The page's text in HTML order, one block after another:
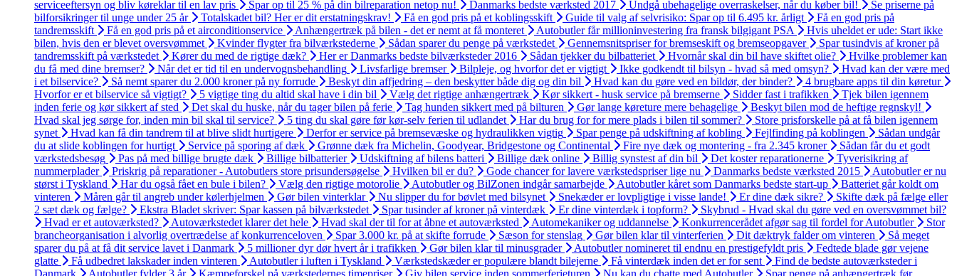
serviceeftersyn og bliv køreklar til en lav pris
Spar op til 25 % på din bilreparation netop nu! Danmarks bedste værksted 2017 Undgå ubehagelige overraskelser, når du køber bil!
Se priserne på
bilforsikringer til unge under 25 år
Totalskadet bil? Her er dit erstatningskrav! Få en god pris på et koblingsskift Guide til valg af selvrisiko: Spar op til 6.495 kr. årligt
Få en god pris på
tandremsskift
Få en god pris på et airconditionservice Anhængertræk på bilen - det er nemt at få monteret Autobutler får millioninvestering fra fransk bilgigant PSA
Hvis uheldet er ude: Start ikke
bilen, hvis den er blevet oversvømmet
Kvinder flygter fra bilværkstederne Sådan sparer du penge på værkstedet Gennemsnitspriser for bremseskift og bremseopgaver
Spar tusindvis af kroner på
tandremsskift på værkstedet
Kører du med de rigtige dæk? Her er Danmarks bedste bilværksteder 2016 Sådan tjekker du bilbatteriet Hvornår skal din bil have skiftet olie?
Hvilke problemer kan
du få med dine bremser?
Når det er tid til en undervognsbehandling Livsfarlige bremser Bilpleje, og hvorfor det er vigtigt Ikke godkendt til bilsyn - hvad så med omsyn?
Hvad kan der være med
i et bilservice?
Så nemt sparer du 2.000 kroner på ny forrude Beskyt din affjedring – den beskytter både dig og din bil Hvad kan du gøre ved en bildør, der binder?
4 brugbare apps til din køretur
Hvorfor er et bilservice så vigtigt?
5 vigtige ting du altid skal have i din bil Vælg det rigtige anhængertræk Kør sikkert - husk service på bremserne Sidder fast i trafikken
Tjek bilen igennem
inden ferie og kør sikkert af sted
Det skal du huske, når du tager bilen på ferie Tag hunden sikkert med på bilturen Gør lange køreture mere behagelige
Beskyt bilen mod de heftige regnskyl!
Hvad skal jeg sørge for, inden min bil skal til service?
5 ting du skal gøre før kør-selv ferien til udlandet Har du brug for for mere plads i bilen til sommer?
Store prisforskelle på at få bilen igennem
synet
Hvad kan få din tandrem til at blive slidt hurtigere Derfor er service på bremsevæske og hydraulikken vigtig Spar penge på udskiftning af kobling Fejlfinding på koblingen
Sådan undgår
du at slide koblingen for hurtigt
Service på sporing af dæk Grønne dæk fra Michelin, Goodyear, Bridgestone og Continental Fire nye dæk og montering - fra 2.345 kroner
Sådan får du et godt
værkstedsbesøg
Pas på med billige brugte dæk Billige bilbatterier Udskiftning af bilens batteri Billige dæk online Billig synstest af din bil Det koster reparationerne
Tyverisikring af
nummerplader
Priskrig på reparationer - Autobutlers store prisundersøgelse Hvilken bil er du? Gode chancer for lavere værkstedspriser lige nu Danmarks bedste værksted 2015
Autobutler er nu
størst i Tyskland
Har du også fået en bule i bilen? Vælg den rigtige motorolie Autobutler og BilZonen indgår samarbejde Autobutler kåret som Danmarks bedste start-up
Batteriet går koldt om
vinteren
Måren går til angreb under kølerhjelmen Gør bilen vinterklar Nu slipper du for bøvlet med bilsynet Snekæder er lovpligtige i visse lande! Er dine dæk sikre?
Skifte dæk på fælge eller
2 sæt dæk og fælge?
Ekstra Bladet skriver: Spar kassen på bilværkstedet Spar tusinder af kroner på vinterdæk Er dine vinterdæk i topform?
Skybrud - Hvad skal du gøre ved en oversvømmet bil?
Hvad er et autoværksted?
Autoværkstedet klarer det hele Hvad skal der til for at åbne et autoværksted Automekaniker og uddannelse Konkurrencerådet afgør sag til fordel for Autobutler
Stor
brancheorganisation i alvorlig overtrædelse af konkurrenceloven
Spar 3.000 kr. på at skifte forrude Sæson for stenslag Gør bilen klar til vinterferien Dit dæktryk falder om vinteren
Så meget
sparer du på at få dit service lavet i Danmark
5 millioner dyr dør hvert år i trafikken Gør bilen klar til minusgrader Autobutler nomineret til endnu en prestigefyldt pris
Fedtede blade gør vejene
glatte
Få udbedret lakskader inden vinteren Autobutler i luften i Tyskland Værkstedskæder er populære blandt bilejerne Få vinterdæk inden det er for sent
Find de bedste autoværksteder i